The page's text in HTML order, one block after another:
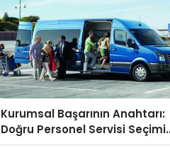
Kurumsal Başarının Anahtarı:
Doğru Personel Servisi Seçimi
ve Süren Turizm Farkı